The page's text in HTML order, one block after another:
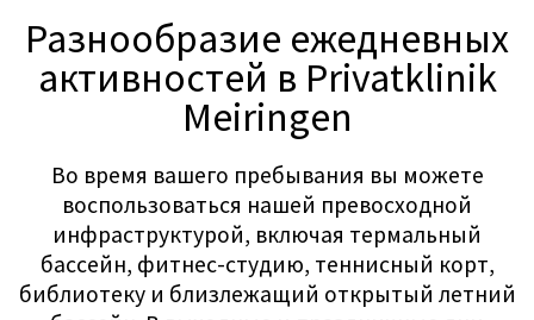
своим превосходным гостеприимством.